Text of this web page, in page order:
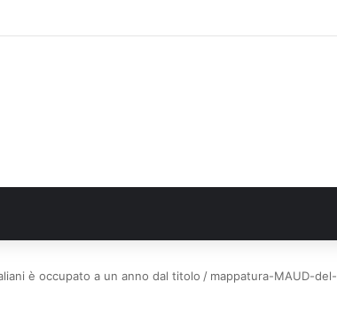
sull’uso dei farmaci in Italia
è occupato a un anno dal titolo / mappatura-MAUD-del-